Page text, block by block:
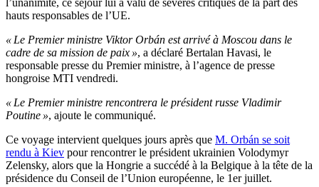
l’unanimité, ce séjour lui a valu de sévères critiques de la part des
hauts responsables de l’UE.
« Le Premier ministre Viktor Orbán est arrivé à Moscou dans le
cadre de sa mission de paix », a déclaré Bertalan Havasi, le
responsable presse du Premier ministre, à l’agence de presse
hongroise MTI vendredi.
« Le Premier ministre rencontrera le président russe Vladimir
Poutine », ajoute le communiqué.
Ce voyage intervient quelques jours après que M. Orbán se soit
rendu à Kiev pour rencontrer le président ukrainien Volodymyr
Zelensky, alors que la Hongrie a succédé à la Belgique à la tête de la
présidence du Conseil de l’Union européenne, le 1er juillet.